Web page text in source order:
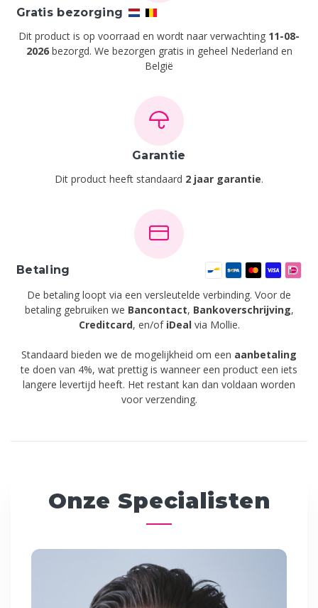
Gratis bezorging
Dit product is op voorraad en wordt naar verwachting 11-08-
2026bezorgd. We bezorgen gratis in geheel Nederland en
België
Garantie
Dit product heeft standaard 2 jaar garantie.
Betaling
De betaling loopt via een versleutelde verbinding. Voor de
betaling gebruiken we Bancontact, Bankoverschrijving,
Creditcard, en/of iDeal via Mollie.
Standaard bieden we de mogelijkheid om een aanbetaling
te doen van 4%, wat prettig is wanneer een product een iets
langere levertijd heeft. Het restant kan dan voldaan worden
voor verzending.
Onze Specialisten